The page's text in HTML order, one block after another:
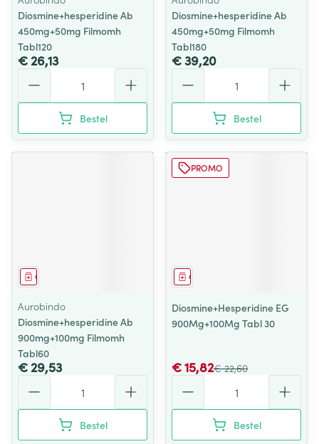
Diosmine+hesperidine Ab
450mg+50mg Filmomh
Tabl120
€ 26,13
Bestel
Diosmine+hesperidine Ab
450mg+50mg Filmomh
Tabl180
€ 39,20
Bestel
Geneesmiddel
Aurobindo
Diosmine+hesperidine Ab
900mg+100mg Filmomh
Tabl60
€ 29,53
Bestel
PROMO
Geneesmiddel
Diosmine+Hesperidine EG
900Mg+100Mg Tabl 30
€ 22,60
€ 15,82
Bestel